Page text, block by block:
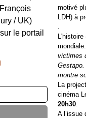
/ UK)
sur le portail
motivé
LDH) à
.
victimes
montre
La
cinéma
20h30.
A l’issue